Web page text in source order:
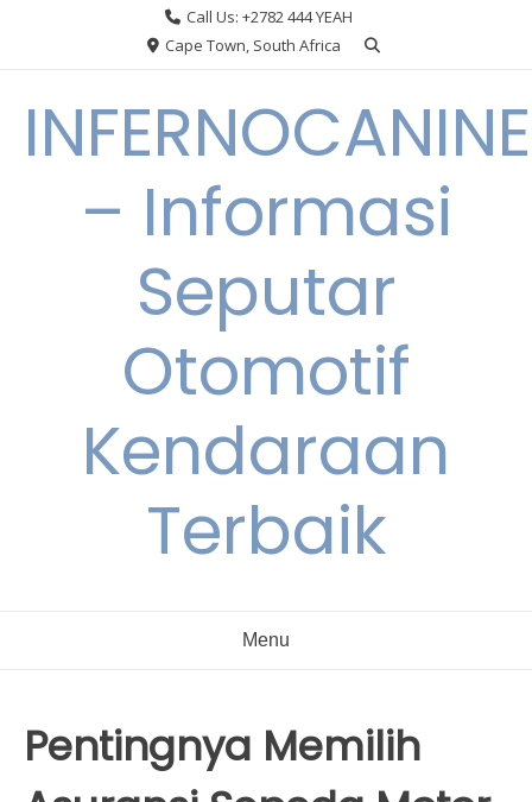
Call Us: +2782 444 YEAH
Cape Town, South Africa
INFERNOCANINE
– Informasi
Seputar
Otomotif
Kendaraan
Terbaik
Menu
Pentingnya Memilih